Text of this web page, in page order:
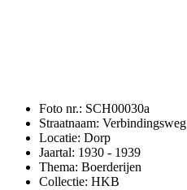
Foto nr.: SCH00030a
Straatnaam: Verbindingsweg
Locatie: Dorp
Jaartal: 1930 - 1939
Thema: Boerderijen
Collectie: HKB